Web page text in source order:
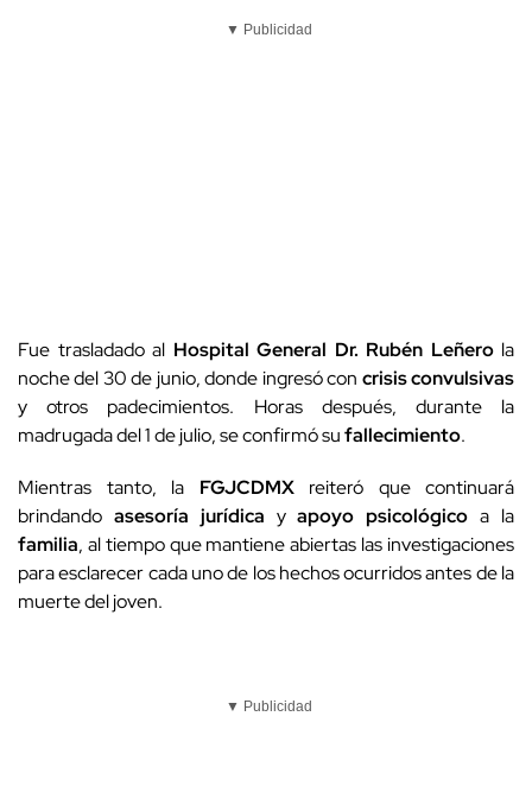
▼ Publicidad
Fue trasladado al Hospital General Dr. Rubén Leñerola
noche del 30 de junio, donde ingresó con crisis convulsivas
y otros padecimientos. Horas después, durante la
madrugada del 1 de julio, se confirmó sufallecimiento.
Mientras tanto, la FGJCDMXreiteró que continuará
brindando asesoría jurídica yapoyo psicológico a la
familia, al tiempo que mantiene abiertas las investigaciones
para esclarecer cada uno de los hechos ocurridos antes de la
muerte del joven.
▼ Publicidad